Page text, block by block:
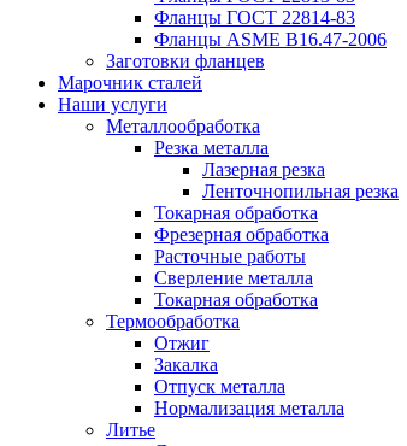
Фланцы ГОСТ 22814-83
Фланцы ASME B16.47-2006
Заготовки фланцев
Марочник сталей
Наши услуги
Металлообработка
Резка металла
Лазерная резка
Ленточнопильная резка
Токарная обработка
Фрезерная обработка
Расточные работы
Сверление металла
Токарная обработка
Термообработка
Отжиг
Закалка
Отпуск металла
Нормализация металла
Литье